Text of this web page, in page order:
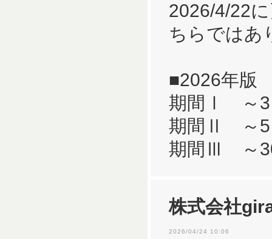
2026/4/22
ちらではあ
■2026年版
期間Ⅰ ～
期間Ⅱ ～
期間Ⅲ ～
株式会社
2026/04/24 10:06